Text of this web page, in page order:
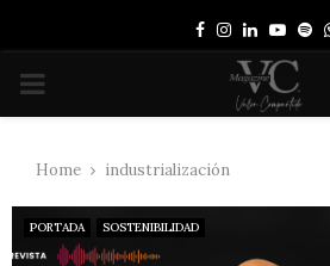
Facebook
Instagram
Linkedin
PRIMARY
Home industrialización
PORTADA SOSTENIBILIDAD